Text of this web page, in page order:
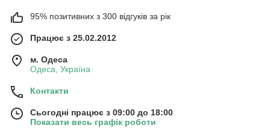
95% позитивних з 300 відгуків за рік
Працює з 25.02.2012
м. Одеса
Одеса, Україна
Контакти
Сьогодні працює з 09:00 до 18:00
Показати весь графік роботи